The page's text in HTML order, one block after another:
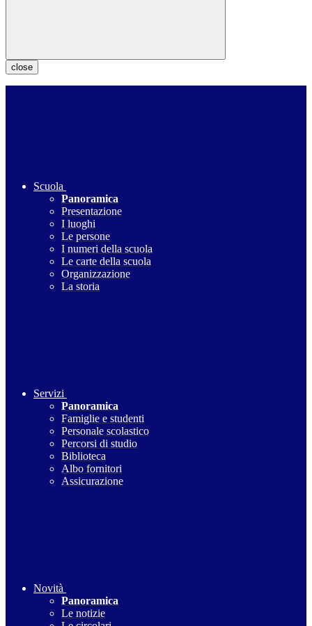
close
Scuola
Panoramica
Presentazione
I luoghi
Le persone
I numeri della scuola
Le carte della scuola
Organizzazione
La storia
Servizi
Panoramica
Famiglie e studenti
Personale scolastico
Percorsi di studio
Biblioteca
Albo fornitori
Assicurazione
Novità
Panoramica
Le notizie